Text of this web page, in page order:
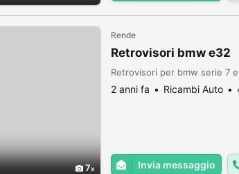
7
Rende
Retrovisori bmw e32
Retrovisori per bmw serie 7
2 anni fa Ricambi Auto
Invia messaggio